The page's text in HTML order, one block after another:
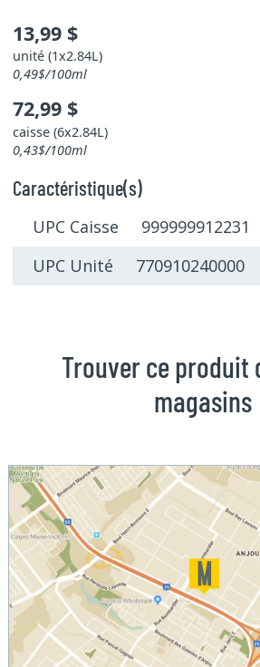
13,99 $
unité (1x2.84L)
0,49$/100ml
72,99 $
caisse (6x2.84L)
0,43$/100ml
Caractéristique(s)
UPC Caisse 999999912231
UPC Unité 770910240000
Trouver ce produit
magasins